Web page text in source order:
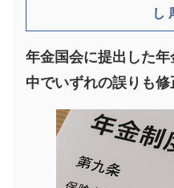
し
年金国会に提出した
中でいずれの誤りも